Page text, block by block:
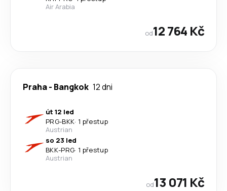
Air Arabia
od12 764 Kč
Praha- Bangkok 12 dni
út 12 led
PRG-BKK· 1 přestup
Austrian
so 23 led
BKK-PRG· 1 přestup
Austrian
od13 071 Kč